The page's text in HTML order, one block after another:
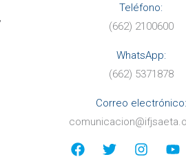
Teléfono:
(662) 2100600
WhatsApp:
(662) 5371878
Correo electrónico: